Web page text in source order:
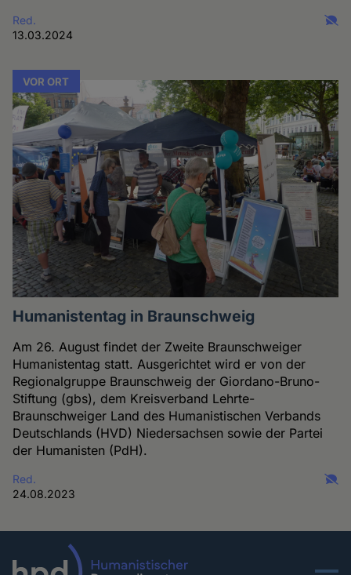
Red.
13.03.2024
VOR ORT
Humanistentag in Braunschweig
Am 26. August findet der Zweite Braunschweiger
Humanistentag statt. Ausgerichtet wird er von der
Regionalgruppe Braunschweig der Giordano-Bruno-
Stiftung (gbs), dem Kreisverband Lehrte-
Braunschweiger Land des Humanistischen Verbands
Deutschlands (HVD) Niedersachsen sowie der Partei
der Humanisten (PdH).
Red.
24.08.2023